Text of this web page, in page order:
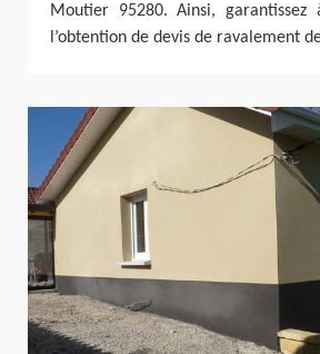
Moutier 95280. Ainsi, garantissez
l’obtention de devis de ravalement